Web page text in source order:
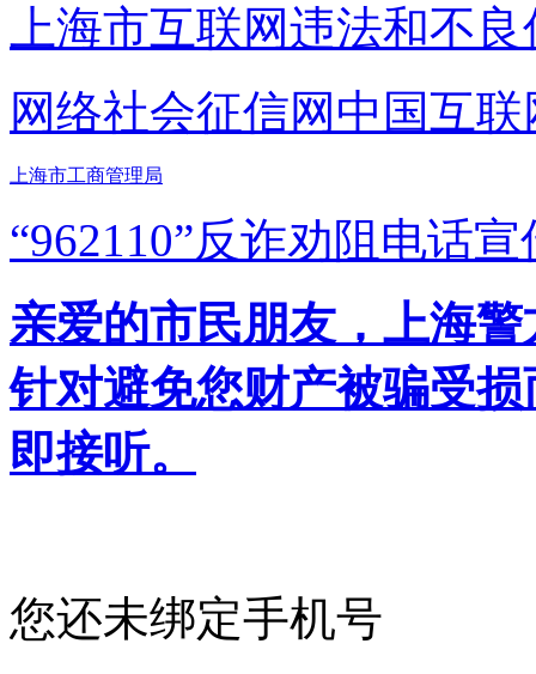
上海市互联网违法和不
网络社会征信网 中国互
上海市工商管理局
“962110”反诈劝阻电话宣
亲爱的市民朋友，上海
针对避免您财产被骗受
即接听。
您还未绑定手机号